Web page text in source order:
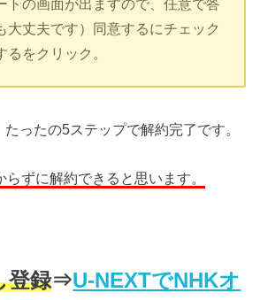
の画面が出ますので、任意で答
大丈夫です）同意するにチェック
をクリック。
ったの5ステップで解約完了です。
ずに解約できると思います。
登録⇒U-NEXTでNHKオ